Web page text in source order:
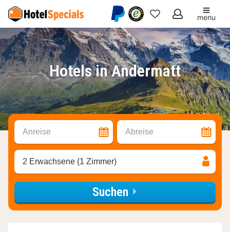
Meine
Favoriten
menu
Hotels in Andermatt
Anreise Abreise
2 Erwachsene (1 Zimmer)
Suchen